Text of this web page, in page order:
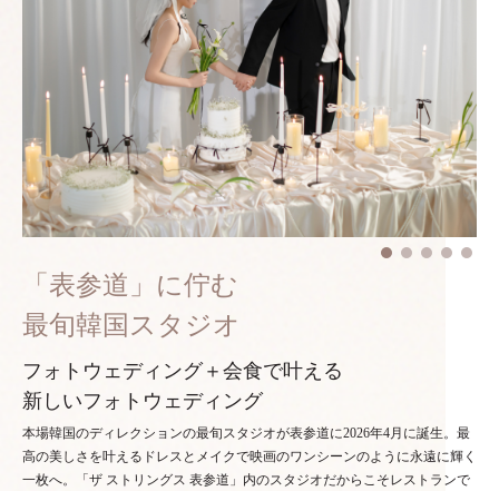
「表参道」に佇む
最旬韓国スタジオ
フォトウェディング＋会食で叶える
新しいフォトウェディング
本場韓国のディレクションの最旬スタジオが表参道に2026年4月に誕生。最
高の美しさを叶えるドレスとメイクで映画のワンシーンのように永遠に輝く
一枚へ。「ザ ストリングス 表参道」内のスタジオだからこそレストランで